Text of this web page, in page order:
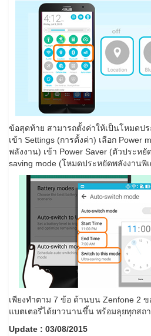
ข้อสุดท้าย สามารถตั้งค่าให้เป็นโหมดป
เข้า Settings (การตั้งค่า) เลือก Power
พลังงาน) เข้า Power Saver (ตัวประหยั
saving mode (โหมดประหยัดพลังงานพิ
เพียงทำตาม 7 ข้อ ด้านบน Zenfone 2
แบตเตอรี่ได้ยาวนานขึ้น พร้อมลุยทุกสถ
Update : 03/08/2015